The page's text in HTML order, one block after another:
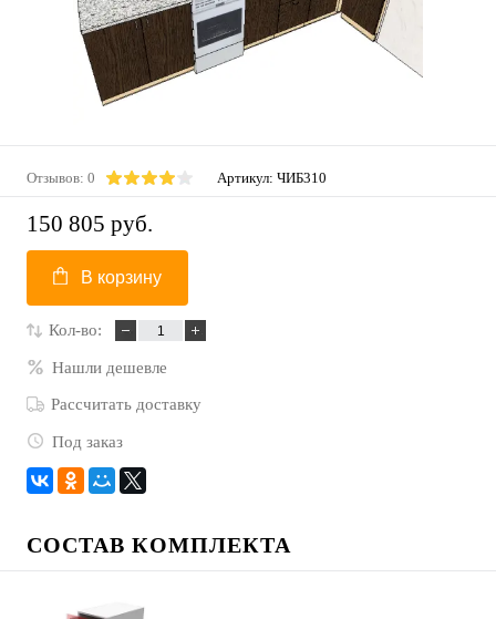
Отзывов: 0 Артикул: ЧИБ310
150 805 руб.
В корзину
Кол-во:
Нашли дешевле
Рассчитать доставку
Под заказ
СОСТАВ КОМПЛЕКТА